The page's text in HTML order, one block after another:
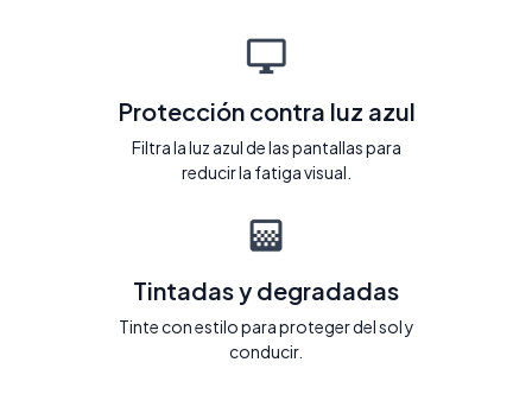
Protección contra luz azul
Filtra la luz azul de las pantallas para
reducir la fatiga visual.
Tintadas y degradadas
Tinte con estilo para proteger del sol y
conducir.